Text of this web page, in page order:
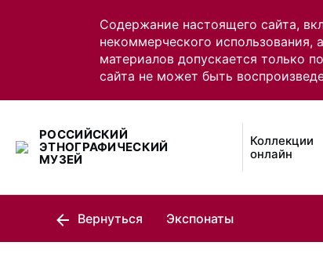
Содержание настоящего сайта,
некоммерческого использования,
материалов допускается только
сайта не может быть
РОССИЙСКИЙ
ЭТНОГРАФИЧЕСКИЙ
МУЗЕЙ
Коллекции
онлайн
Вернуться Экспонаты